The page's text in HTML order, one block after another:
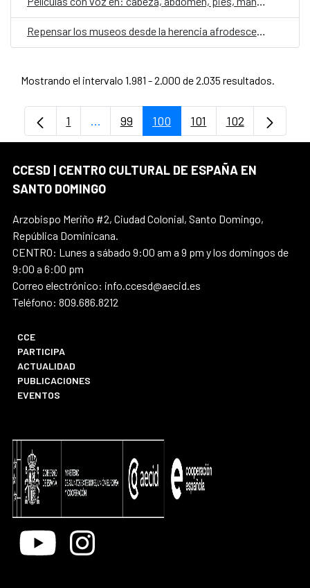
Repensar los museos desde la herencia afrodescendiente
Mostrando el intervalo 1.981 - 2.000 de 2.035 resultados.
Página
1 ...Páginas intermedias Use TAB para
Página
99 Página
100 Página
101 Página
102
CCESD | CENTRO CULTURAL DE ESPAÑA EN
SANTO DOMINGO
Arzobispo Meriño #2, Ciudad Colonial, Santo Domingo,
República Dominicana.
CENTRO: Lunes a sábado 9:00 am a 9 pm y los domingos de
9:00 a 6:00 pm
Correo electrónico: info.ccesd@aecid.es
Teléfono: 809.686.8212
CCE
PARTICIPA
ACTUALIDAD
PUBLICACIONES
EVENTOS
Youtube Instagram